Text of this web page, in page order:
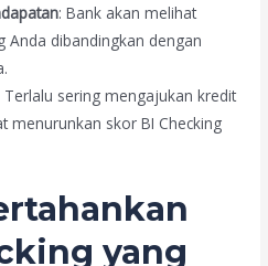
: Bank akan melihat
Anda dibandingkan dengan
Terlalu sering mengajukan kredit
menurunkan skor BI Checking
yang